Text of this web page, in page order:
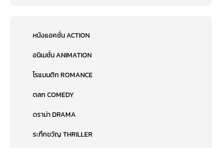
หนังแอคชั่น ACTION
อนิเมชั่น ANIMATION
โรแมนติก ROMANCE
ตลก COMEDY
ดราม่า DRAMA
ระทึกขวัญ THRILLER